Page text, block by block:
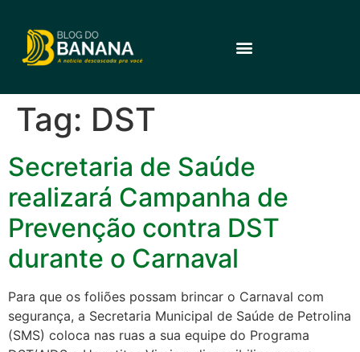
Tag: DST
Secretaria de Saúde
realizará Campanha de
Prevenção contra DST
durante o Carnaval
Para que os foliões possam brincar o Carnaval com
segurança, a Secretaria Municipal de Saúde de Petrolina
(SMS) coloca nas ruas a sua equipe do Programa